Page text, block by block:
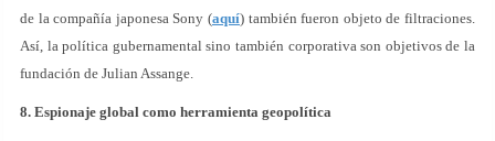
de la compañía japonesa Sony (aquí) también fueron objeto de filtraciones.
Así, la política gubernamental sino también corporativa son objetivos de la
fundación de Julian Assange.
8. Espionaje global como herramienta geopolítica